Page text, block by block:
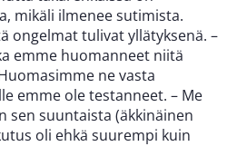
mikäli ilmenee sutimista.
ongelmat tulivat yllätyksenä. –
emme huomanneet niitä
ne vasta
emme ole testanneet. – Me
sen suuntaista (äkkinäinen
oli ehkä suurempi kuin